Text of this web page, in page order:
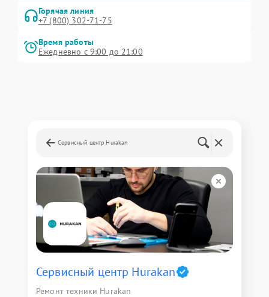
Горячая линия
+7 (800) 302-71-75
Время работы
Ежедневно с 9:00 до 21:00
Сервисный центр Hurakan
Сервисный центр Hurakan
Ремонт техники Hurakan